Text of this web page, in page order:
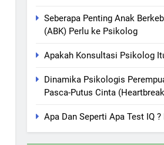
Seberapa Penting Anak
(ABK) Perlu ke Psikolog
Apakah Konsultasi Psikolog
Dinamika Psikologis
Pasca-Putus Cinta
Apa Dan Seperti Apa Test IQ